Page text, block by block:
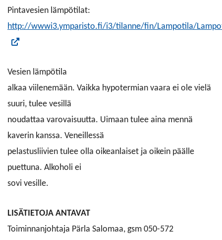
Pintavesien lämpötilat:
http://wwwi3.ymparisto.fi/i3/tilanne/fin/Lampotila/
Vesien lämpötila
alkaa viilenemään. Vaikka hypotermian vaara ei ole vielä
suuri, tulee vesillä
noudattaa varovaisuutta. Uimaan tulee aina mennä
kaverin kanssa. Veneillessä
pelastusliivien tulee olla oikeanlaiset ja oikein päälle
puettuna. Alkoholi ei
sovi vesille.
LISÄTIETOJA ANTAVAT
Toiminnanjohtaja Pärla Salomaa, gsm 050-572